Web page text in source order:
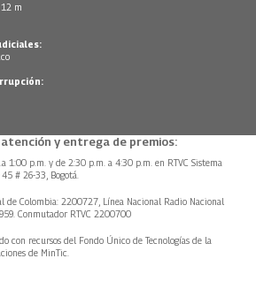
12 m
y entrega de premios:
1:00 p.m. y de 2:30 p.m. a 4:30 p.m. en RTVC Sistema
# 26-33, Bogotá.
de Colombia: 2200727, Línea Nacional Radio Nacional
Conmutador RTVC 2200700
con recursos del Fondo Único de Tecnologías de la
de MinTic.